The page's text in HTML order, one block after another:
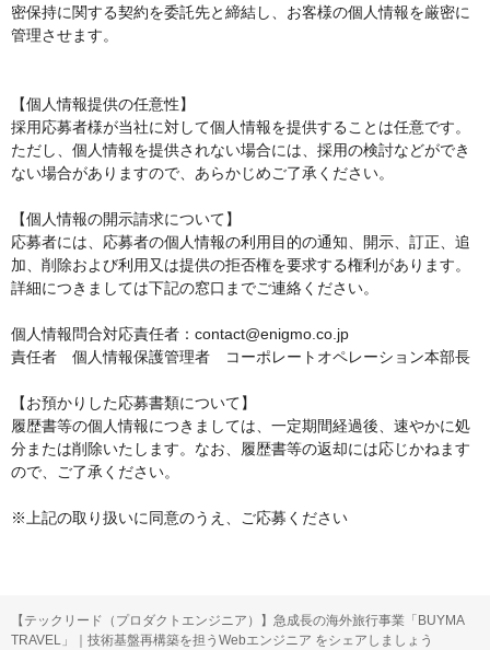
密保持に関する契約を委託先と締結し、お客様の個人情報を厳密に
管理させます。
【個人情報提供の任意性】
採用応募者様が当社に対して個人情報を提供することは任意です。
ただし、個人情報を提供されない場合には、採用の検討などができ
ない場合がありますので、あらかじめご了承ください。
【個人情報の開示請求について】
応募者には、応募者の個人情報の利用目的の通知、開示、訂正、追
加、削除および利用又は提供の拒否権を要求する権利があります。
詳細につきましては下記の窓口までご連絡ください。
個人情報問合対応責任者：contact@enigmo.co.jp
責任者　個人情報保護管理者　コーポレートオペレーション本部長
【お預かりした応募書類について】
履歴書等の個人情報につきましては、一定期間経過後、速やかに処
分または削除いたします。なお、履歴書等の返却には応じかねます
ので、ご了承ください。
【テックリード（プロダクトエンジニア）】急成長の海外旅行事業「BUYMA
TRAVEL」｜技術基盤再構築を担うWebエンジニア をシェアしましょう